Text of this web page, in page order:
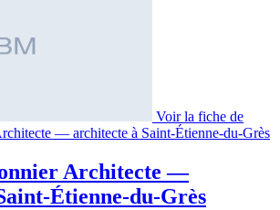
Voir la fiche de
— architecte à Saint-Étienne-du-Grès
Architecte —
Étienne-du-Grès